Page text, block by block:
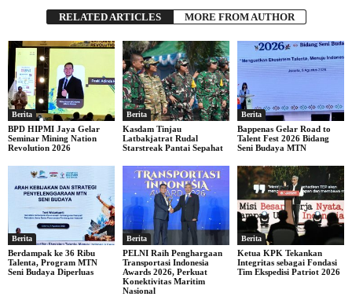
RELATED ARTICLES MORE FROM AUTHOR
Berita
BPD HIPMI Jaya Gelar
Seminar Mining Nation
Revolution 2026
Berita
Kasdam Tinjau
Latbakjatrat Rudal
Starstreak Pantai Sepahat
Berita
Bappenas Gelar Road to
Talent Fest 2026 Bidang
Seni Budaya MTN
Berita
Berdampak ke 36 Ribu
Talenta, Program MTN
Seni Budaya Diperluas
Berita
PELNI Raih Penghargaan
Transportasi Indonesia
Awards 2026, Perkuat
Konektivitas Maritim
Nasional
Berita
Ketua KPK Tekankan
Integritas sebagai Fondasi
Tim Ekspedisi Patriot 2026